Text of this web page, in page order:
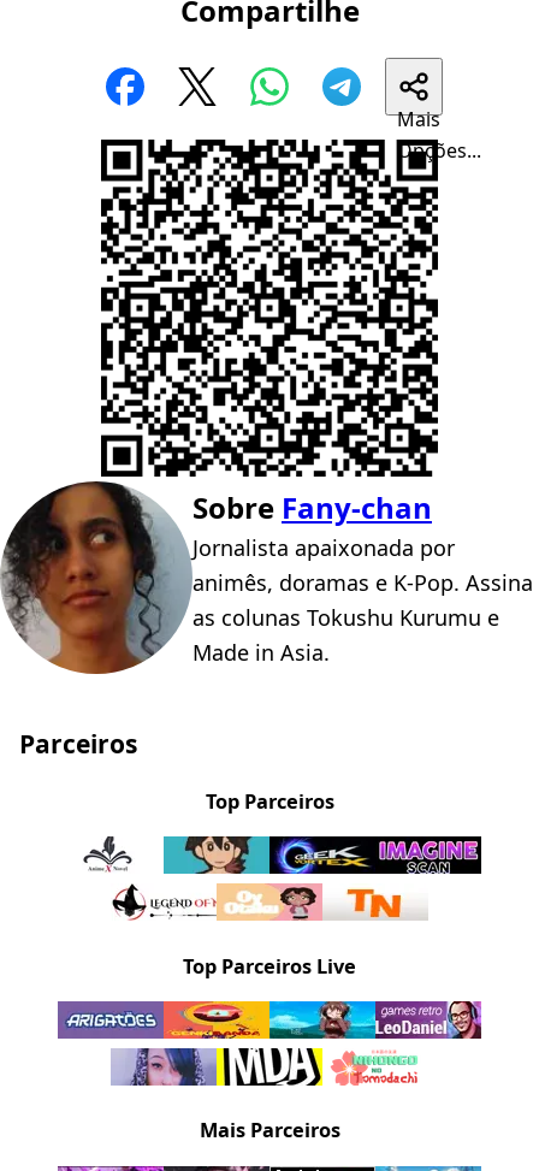
Compartilhe
Mais
Opções...
Sobre Fany-chan
Jornalista apaixonada por
animês, doramas e K-Pop. Assina
as colunas Tokushu Kurumu e
Made in Asia.
Parceiros
Top Parceiros
Top Parceiros Live
Mais Parceiros